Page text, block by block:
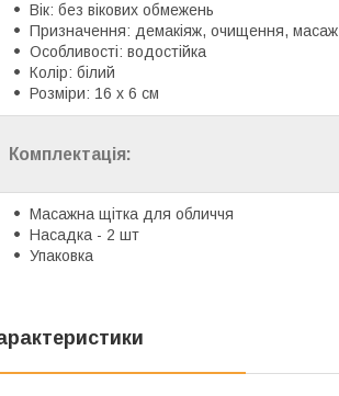
Вік: без вікових обмежень
Призначення: демакіяж, очищення, масаж
Особливості: водостійка
Колір: білий
Розміри: 16 х 6 см
Комплектація:
Масажна щітка для обличчя
Насадка - 2 шт
Упаковка